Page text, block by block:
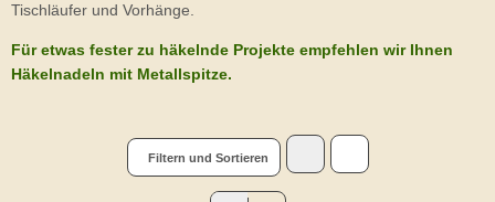
Tischläufer und Vorhänge.
Für etwas fester zu häkelnde Projekte empfehlen wir Ihnen
Häkelnadeln mit Metallspitze.
Filtern und Sortieren